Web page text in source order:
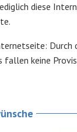
diese
fallen keine